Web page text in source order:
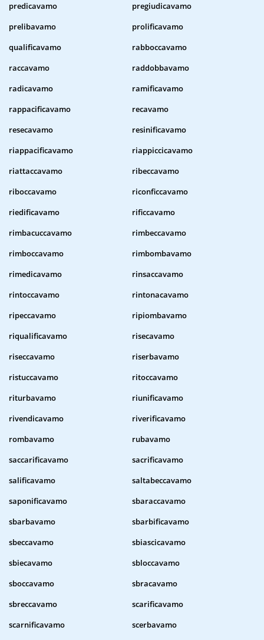
predicavamo
pregiudicavamo
prelibavamo
prolificavamo
qualificavamo
rabboccavamo
raccavamo
raddobbavamo
radicavamo
ramificavamo
rappacificavamo
recavamo
resecavamo
resinificavamo
riappacificavamo
riappiccicavamo
riattaccavamo
ribeccavamo
riboccavamo
riconficcavamo
riedificavamo
rificcavamo
rimbacuccavamo
rimbeccavamo
rimboccavamo
rimbombavamo
rimedicavamo
rinsaccavamo
rintoccavamo
rintonacavamo
ripeccavamo
ripiombavamo
riqualificavamo
risecavamo
riseccavamo
riserbavamo
ristuccavamo
ritoccavamo
riturbavamo
riunificavamo
rivendicavamo
riverificavamo
rombavamo
rubavamo
saccarificavamo
sacrificavamo
salificavamo
saltabeccavamo
saponificavamo
sbaraccavamo
sbarbavamo
sbarbificavamo
sbeccavamo
sbiascicavamo
sbiecavamo
sbloccavamo
sboccavamo
sbracavamo
sbreccavamo
scarificavamo
scarnificavamo
scerbavamo